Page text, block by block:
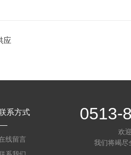
应
系方式
线留言
0513-
欢
我们将竭尽